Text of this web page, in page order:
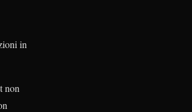
in
non